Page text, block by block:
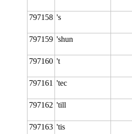
797158 's
797159 'shun
797160 't
797161 'tec
797162 'till
797163 'tis